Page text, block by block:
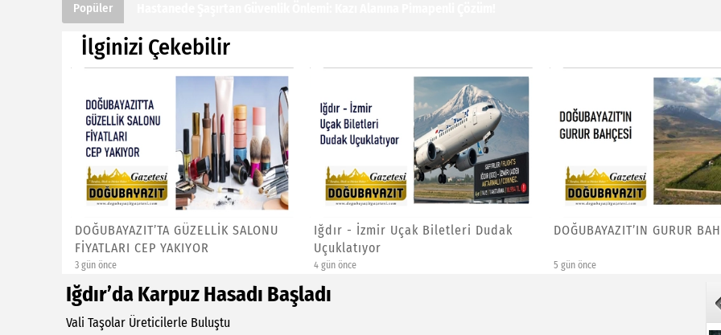
Popüler
İlginizi Çekebilir
DOĞUBAYAZIT’TA GÜZELLİK SALONU
FİYATLARI CEP YAKIYOR
3 gün önce
Iğdır - İzmir Uçak Biletleri Dudak
Uçuklatıyor
4 gün önce
DOĞUBAYAZIT’IN GURUR
5 gün önce
Iğdır’da Karpuz Hasadı Başladı
Vali Taşolar Üreticilerle Buluştu